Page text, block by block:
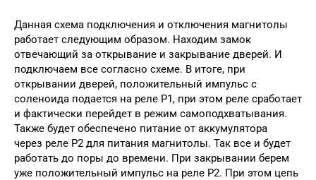
Данная схема подключения и отключения магнитолы
работает следующим образом. Находим замок
отвечающий за открывание и закрывание дверей. И
подключаем все согласно схеме. В итоге, при
открывании дверей, положительный импульс с
соленоида подается на реле Р1, при этом реле сработает
и фактически перейдет в режим самоподхватывания.
Также будет обеспечено питание от аккумулятора
через реле Р2 для питания магнитолы. Так все и будет
работать до поры до времени. При закрывании берем
уже положительный импульс на реле Р2. При этом цепь